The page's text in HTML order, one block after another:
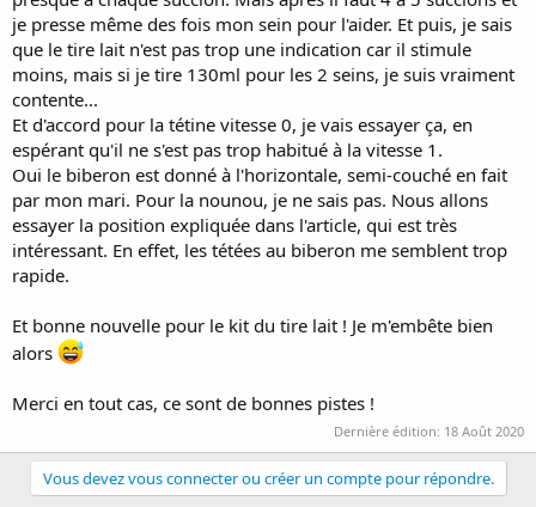
je presse même des fois mon sein pour l'aider. Et puis, je sais
que le tire lait n'est pas trop une indication car il stimule
moins, mais si je tire 130ml pour les 2 seins, je suis vraiment
contente...
Et d'accord pour la tétine vitesse 0, je vais essayer ça, en
espérant qu'il ne s'est pas trop habitué à la vitesse 1.
Oui le biberon est donné à l'horizontale, semi-couché en fait
par mon mari. Pour la nounou, je ne sais pas. Nous allons
essayer la position expliquée dans l'article, qui est très
intéressant. En effet, les tétées au biberon me semblent trop
rapide.
Et bonne nouvelle pour le kit du tire lait ! Je m'embête bien
alors
Merci en tout cas, ce sont de bonnes pistes !
Dernière édition: 18 Août 2020
Vous devez vous connecter ou créer un compte pour répondre.